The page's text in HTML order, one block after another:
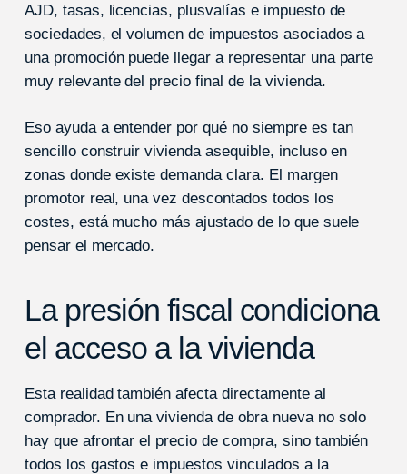
AJD, tasas, licencias, plusvalías e impuesto de
sociedades, el volumen de impuestos asociados a
una promoción puede llegar a representar una parte
muy relevante del precio final de la vivienda.
Eso ayuda a entender por qué no siempre es tan
sencillo construir vivienda asequible, incluso en
zonas donde existe demanda clara. El margen
promotor real, una vez descontados todos los
costes, está mucho más ajustado de lo que suele
pensar el mercado.
La presión fiscal condiciona
el acceso a la vivienda
Esta realidad también afecta directamente al
comprador. En una vivienda de obra nueva no solo
hay que afrontar el precio de compra, sino también
todos los gastos e impuestos vinculados a la